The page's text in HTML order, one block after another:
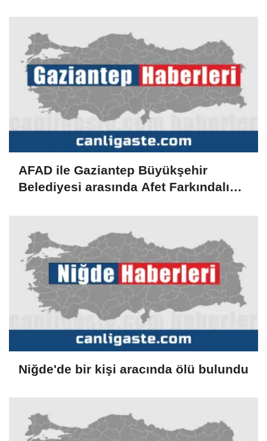
AFAD ile Gaziantep Büyükşehir
Belediyesi arasında Afet Farkındalık
protokolü
Niğde'de bir kişi aracında ölü bulundu